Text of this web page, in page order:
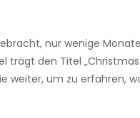
nur wenige
trägt den Titel
weiter, um zu erfahren,